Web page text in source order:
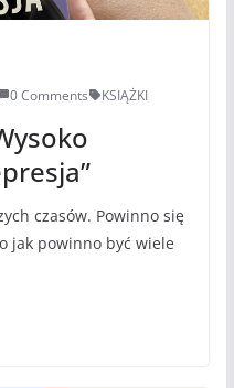
0 Comments KSIĄŻKI
czasów. Powinno się
jak powinno być wiele